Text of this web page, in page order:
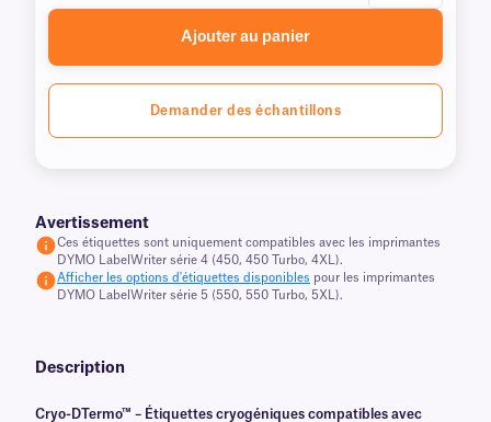
Ajouter au panier
Demander des échantillons
Avertissement
Ces étiquettes sont uniquement compatibles avec les imprimantes
DYMO LabelWriter série 4 (450, 450 Turbo, 4XL).
Afficher les options d'étiquettes disponibles pour les imprimantes
DYMO LabelWriter série 5 (550, 550 Turbo, 5XL).
Description
Cryo-DTermo™ – Étiquettes cryogéniques compatibles avec